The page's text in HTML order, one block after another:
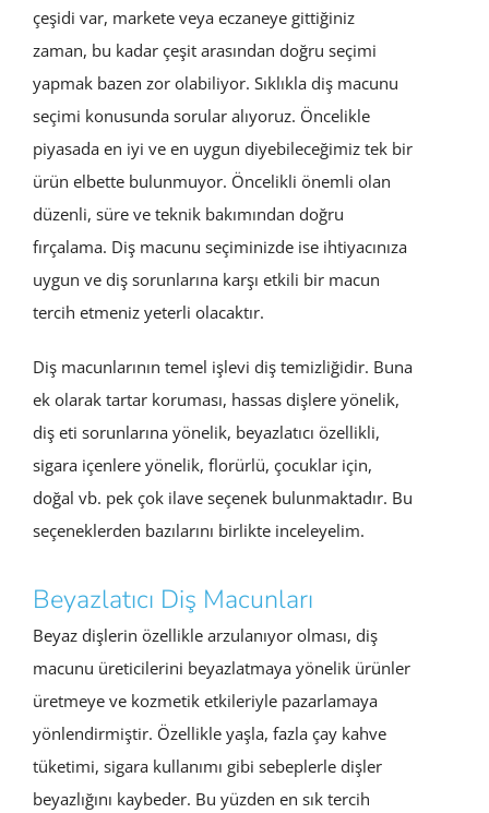
çeşidi var, markete veya eczaneye gittiğiniz
zaman, bu kadar çeşit arasından doğru seçimi
yapmak bazen zor olabiliyor. Sıklıkla diş macunu
seçimi konusunda sorular alıyoruz. Öncelikle
piyasada en iyi ve en uygun diyebileceğimiz tek bir
ürün elbette bulunmuyor. Öncelikli önemli olan
düzenli, süre ve teknik bakımından doğru
fırçalama. Diş macunu seçiminizde ise ihtiyacınıza
uygun ve diş sorunlarına karşı etkili bir macun
tercih etmeniz yeterli olacaktır.
Diş macunlarının temel işlevi diş temizliğidir. Buna
ek olarak tartar koruması, hassas dişlere yönelik,
diş eti sorunlarına yönelik, beyazlatıcı özellikli,
sigara içenlere yönelik, florürlü, çocuklar için,
doğal vb. pek çok ilave seçenek bulunmaktadır. Bu
seçeneklerden bazılarını birlikte inceleyelim.
Beyazlatıcı Diş Macunları
Beyaz dişlerin özellikle arzulanıyor olması, diş
macunu üreticilerini beyazlatmaya yönelik ürünler
üretmeye ve kozmetik etkileriyle pazarlamaya
yönlendirmiştir. Özellikle yaşla, fazla çay kahve
tüketimi, sigara kullanımı gibi sebeplerle dişler
beyazlığını kaybeder. Bu yüzden en sık tercih